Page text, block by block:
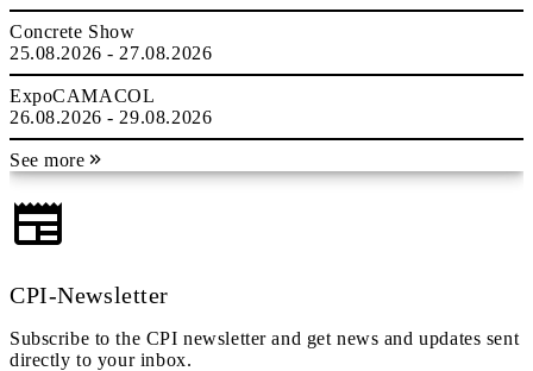
Concrete Show
25.08.2026 - 27.08.2026
ExpoCAMACOL
26.08.2026 - 29.08.2026
See more
CPI-Newsletter
Subscribe to the CPI newsletter and get news and updates sent
directly to your inbox.